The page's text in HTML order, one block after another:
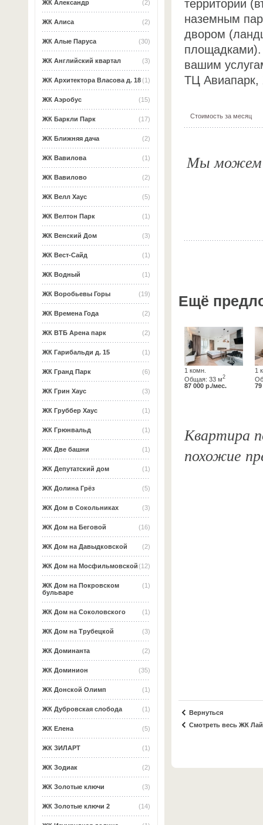
(2)
ЖК Александр
(2)
ЖК Алиса
(30)
ЖК Алые Паруса
(3)
ЖК Английский квартал
(1)
ЖК Архитектора Власова д. 18
(15)
ЖК Аэробус
(17)
ЖК Баркли Парк
(2)
ЖК Ближняя дача
(1)
ЖК Вавилова
(2)
ЖК Вавилово
(5)
ЖК Велл Хаус
(1)
ЖК Велтон Парк
(3)
ЖК Венский Дом
(1)
ЖК Вест-Сайд
(1)
ЖК Водный
(19)
ЖК Воробьевы Горы
(2)
ЖК Времена Года
(2)
ЖК ВТБ Арена парк
(1)
ЖК Гарибальди д. 15
(6)
ЖК Гранд Парк
(3)
ЖК Грин Хаус
(1)
ЖК Груббер Хаус
(1)
ЖК Грюнвальд
(1)
ЖК Две башни
(1)
ЖК Депутатский дом
(5)
ЖК Долина Грёз
(3)
ЖК Дом в Сокольниках
(16)
ЖК Дом на Беговой
(2)
ЖК Дом на Давыдковской
(12)
ЖК Дом на Мосфильмовской
(1)
ЖК Дом на Покровском
бульваре
(1)
ЖК Дом на Соколовского
(3)
ЖК Дом на Трубецкой
(2)
ЖК Доминанта
(35)
ЖК Доминион
(1)
ЖК Донской Олимп
(1)
ЖК Дубровская слобода
(5)
ЖК Елена
(1)
ЖК ЗИЛАРТ
(2)
ЖК Зодиак
(3)
ЖК Золотые ключи
(14)
ЖК Золотые ключи 2
территории
наземным
двором
площадками).
вашим
ТЦ Авиапарк,
Стоимость за месяц
Мы можем
Ещё
1 комн.
Общая: 33 м2
87 000 р./мес.
1
Квартира
похожие
Вернуться
Смотреть весь ЖК